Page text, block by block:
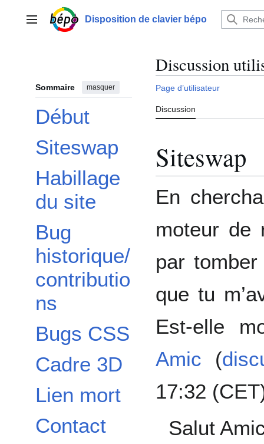
contenuMenu principalDisposition de clavier bépo
Sommaire masquer
Début
Siteswap
Habillage
du site
Bug
historique/
contributio
ns
Bugs CSS
Cadre 3D
Lien mort
Contact
Discussion
Page d’utilisateur
Discussion
Siteswap
En
moteur de
par
que tu
Est-elle
Amic (
17:32
Salut